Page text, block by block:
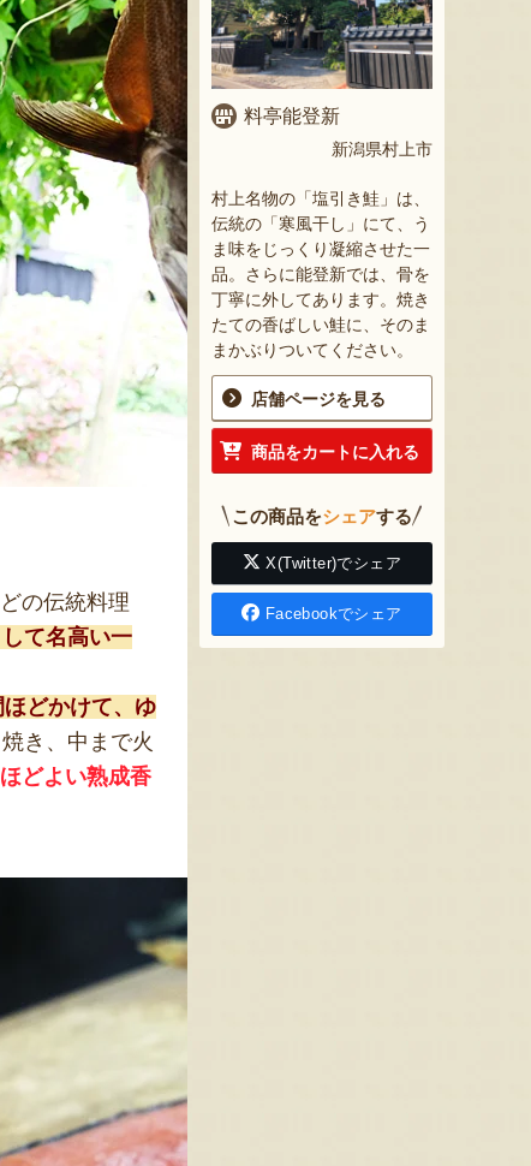
の伝統料理
て名高い一
ほどかけて、ゆ
き、中まで火
どよい熟成香
料亭能登新
新潟県村上市
村上名物の「塩引き鮭」は、
伝統の「寒風干し」にて、う
ま味をじっくり凝縮させた一
品。さらに能登新では、骨を
丁寧に外してあります。焼き
たての香ばしい鮭に、そのま
まかぶりついてください。
店舗ページを見る
商品をカートに入れる
この商品をシェアする
X(Twitter)でシェア
Facebookでシェア